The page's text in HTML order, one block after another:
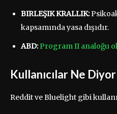
BIRLEŞIK KRALLIK:
kapsamında yasa dışıdır.
ABD:Program II analoğu
Kullanıcılar Ne Diyor
Reddit ve Bluelight gibi